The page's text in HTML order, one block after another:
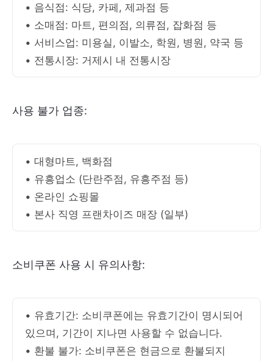
• 음식점: 식당, 카페, 제과점 등
• 소매점: 마트, 편의점, 의류점, 잡화점 등
• 서비스업: 미용실, 이발소, 학원, 병원, 약국 등
• 전통시장: 거제시 내 전통시장
사용 불가 업종:
• 대형마트, 백화점
• 유흥업소 (단란주점, 유흥주점 등)
• 온라인 쇼핑몰
• 본사 직영 프랜차이즈 매장 (일부)
소비쿠폰 사용 시 유의사항:
• 유효기간: 소비쿠폰에는 유효기간이 명시되어
있으며, 기간이 지나면 사용할 수 없습니다.
• 환불 불가: 소비쿠폰은 현금으로 환불되지